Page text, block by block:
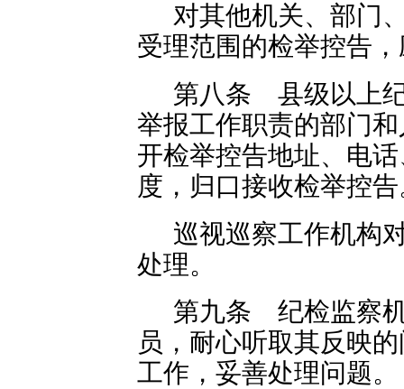
对其他机关、部门
受理范围的检举控告
第八条 县级以上
举报工作职责的部门
开检举控告地址、电
度，归口接收检举控
巡视巡察工作机构
处理。
第九条 纪检监察
员，耐心听取其反映
工作，妥善处理问题。